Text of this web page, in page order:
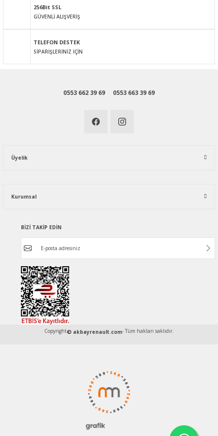
256Bit SSL
GÜVENLİ ALIŞVERİŞ
TELEFON DESTEK
SİPARİŞLERİNİZ İÇİN
0553 662 39 69 0553 663 39 69
Üyelik
Kurumsal
BİZİ TAKİP EDİN
Copyright© akbayrenault.com- Tüm hakları saklıdır.